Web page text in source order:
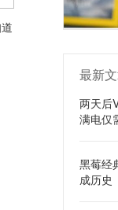
最新
两天后
满电仅
黑莓经
成历史